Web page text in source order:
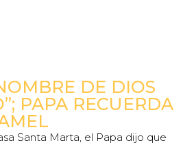
DE DIOS
PAPA RECUERDA
Santa Marta, el Papa dijo que